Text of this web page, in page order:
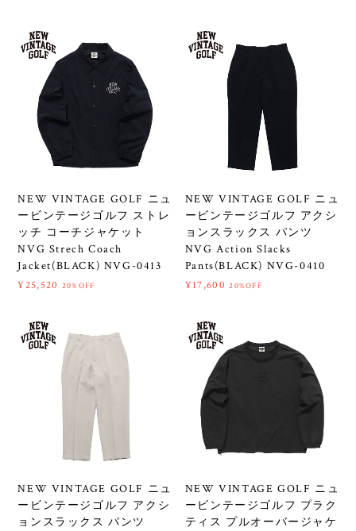
NEW VINTAGE GOLF ニュ
ービンテージゴルフ ストレ
ッチ コーチジャケット
NVG Strech Coach
Jacket(BLACK) NVG-0413
¥25,520 20%OFF
NEW VINTAGE GOLF ニュ
ービンテージゴルフ アクシ
ョンスラックス パンツ
NVG Action Slacks
Pants(BLACK) NVG-0410
¥17,600 20%OFF
NEW VINTAGE GOLF ニュ
ービンテージゴルフ アクシ
ョンスラックス パンツ
NEW VINTAGE GOLF ニュ
ービンテージゴルフ プラク
ティス プルオーバージャケ